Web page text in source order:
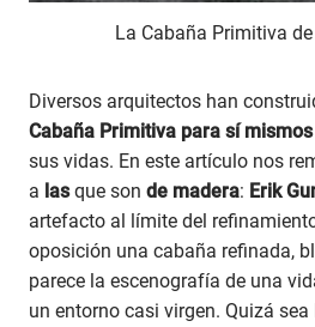
La Cabaña Primitiva
Diversos arquitectos han
Cabaña Primitiva para sí mismos
sus vidas. En este artículo nos
a lasque son de madera: Erik
artefacto al límite del
oposición una cabaña refinada,
parece la escenografía de una
un entorno casi virgen. Quizá